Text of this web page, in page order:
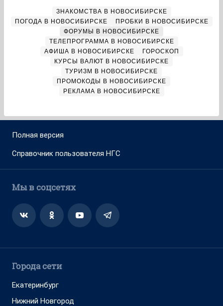
ЗНАКОМСТВА В НОВОСИБИРСКЕ
ПОГОДА В НОВОСИБИРСКЕ
ПРОБКИ В НОВОСИБИРСКЕ
ФОРУМЫ В НОВОСИБИРСКЕ
ТЕЛЕПРОГРАММА В НОВОСИБИРСКЕ
АФИША В НОВОСИБИРСКЕ
ГОРОСКОП
КУРСЫ ВАЛЮТ В НОВОСИБИРСКЕ
ТУРИЗМ В НОВОСИБИРСКЕ
ПРОМОКОДЫ В НОВОСИБИРСКЕ
РЕКЛАМА В НОВОСИБИРСКЕ
Полная версия
Справочник пользователя НГС
Мы в соцсетях
Города сети
Екатеринбург
Нижний Новгород